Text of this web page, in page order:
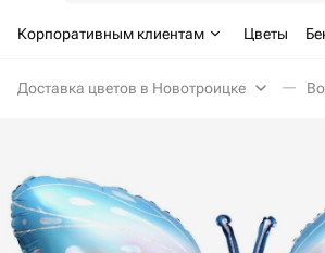
Корпоративным клиентам Цветы
Доставка цветов в Новотроицке